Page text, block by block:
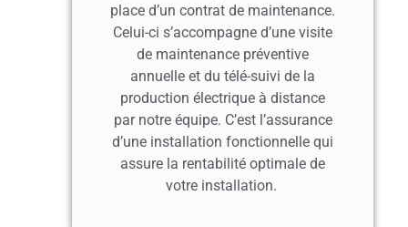
place d’un contrat de maintenance.
Celui-ci s’accompagne d’une visite
de maintenance préventive
annuelle et du télé-suivi de la
production électrique à distance
par notre équipe. C’est l’assurance
d’une installation fonctionnelle qui
assure la rentabilité optimale de
votre installation.